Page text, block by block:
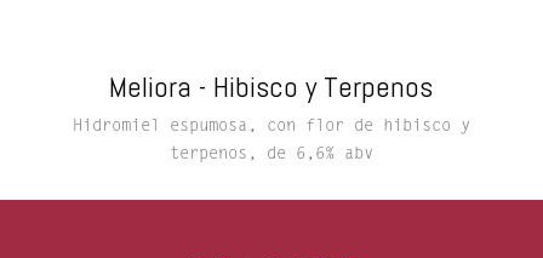
Meliora - Hibisco y Terpenos
Hidromiel espumosa, con flor de hibisco y
terpenos, de 6,6% abv